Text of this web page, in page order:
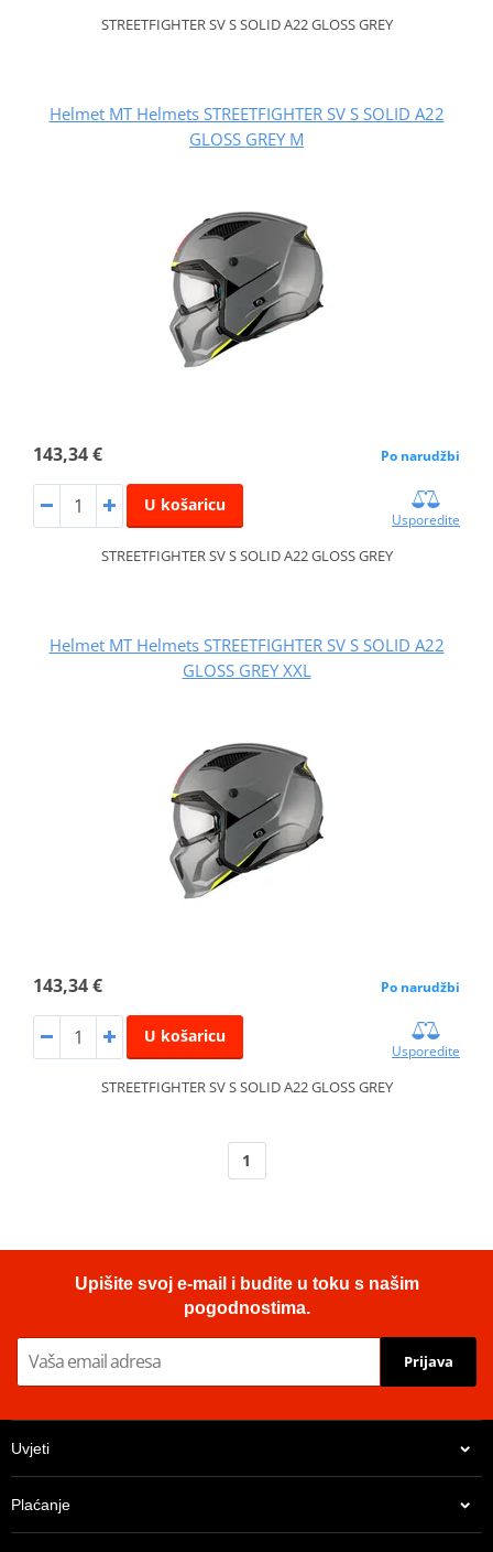
STREETFIGHTER SV S SOLID A22 GLOSS GREY
Helmet MT Helmets STREETFIGHTER SV S SOLID A22
GLOSS GREY M
143,34 € Po narudžbi
U košaricu
Usporedite
STREETFIGHTER SV S SOLID A22 GLOSS GREY
Helmet MT Helmets STREETFIGHTER SV S SOLID A22
GLOSS GREY XXL
143,34 € Po narudžbi
U košaricu
Usporedite
STREETFIGHTER SV S SOLID A22 GLOSS GREY
1
Upišite svoj e-mail i budite u toku s našim
pogodnostima.
Prijava
Uvjeti
Plaćanje